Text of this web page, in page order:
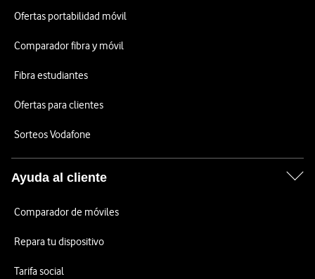
Ofertas portabilidad móvil
Comparador fibra y móvil
Fibra estudiantes
Ofertas para clientes
Sorteos Vodafone
Ayuda al cliente
Comparador de móviles
Repara tu dispositivo
Tarifa social